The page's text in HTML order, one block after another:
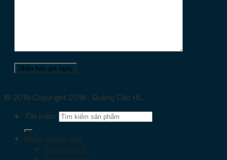
© 2018 Copyright 2018 . Quảng Cáo HL.
Tìm kiếm:
Biển quảng cáo
Biển chữ nổi